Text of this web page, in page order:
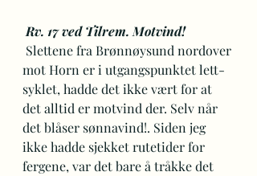
Rv. 17 ved Tilrem. Motvind!
mot Horn er i utgangspunktet lett-
syklet, hadde det ikke vært for at
det alltid er motvind der. Selv når
det blåser sønnavind!. Siden jeg
ikke hadde sjekket rutetider for
fergene, var det bare å tråkke det